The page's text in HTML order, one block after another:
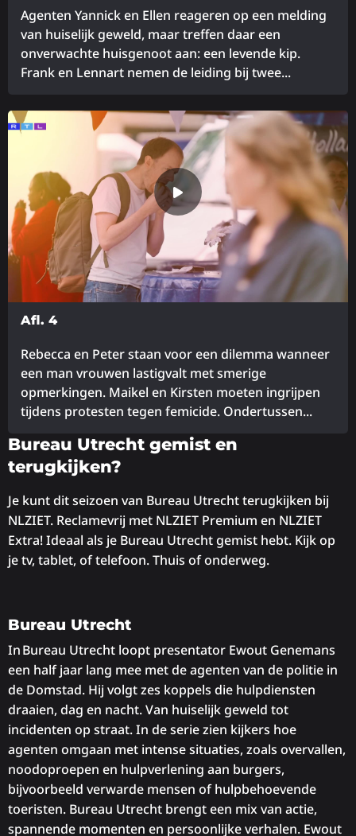
Agenten Yannick en Ellen reageren op een melding
van huiselijk geweld, maar treffen daar een
onverwachte huisgenoot aan: een levende kip.
Frank en Lennart nemen de leiding bij twee...
meer
Afl. 4
Rebecca en Peter staan voor een dilemma wanneer
een man vrouwen lastigvalt met smerige
opmerkingen. Maikel en Kirsten moeten ingrijpen
tijdens protesten tegen femicide. Ondertussen...
Lees
meer
Bureau Utrecht gemist en
terugkijken?
Je kunt dit seizoen van Bureau Utrecht terugkijken bij
NLZIET. Reclamevrij met NLZIET Premium en NLZIET
Extra! Ideaal als je Bureau Utrecht gemist hebt. Kijk op
je tv, tablet, of telefoon. Thuis of onderweg.
Bureau Utrecht
In Bureau Utrecht loopt presentator Ewout Genemans
een half jaar lang mee met de agenten van de politie in
de Domstad. Hij volgt zes koppels die hulpdiensten
draaien, dag en nacht. Van huiselijk geweld tot
incidenten op straat. In de serie zien kijkers hoe
agenten omgaan met intense situaties, zoals overvallen,
noodoproepen en hulpverlening aan burgers,
bijvoorbeeld verwarde mensen of hulpbehoevende
toeristen. Bureau Utrecht brengt een mix van actie,
spannende momenten en persoonlijke verhalen. Ewout